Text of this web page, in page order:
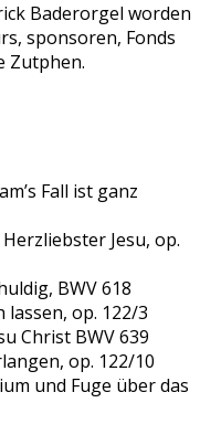
Baderorgel worden
sponsoren, Fonds
Zutphen.
Fall ist ganz
Jesu, op.
BWV 618
lassen, op. 122/3
Christ BWV 639
op. 122/10
und Fuge über das